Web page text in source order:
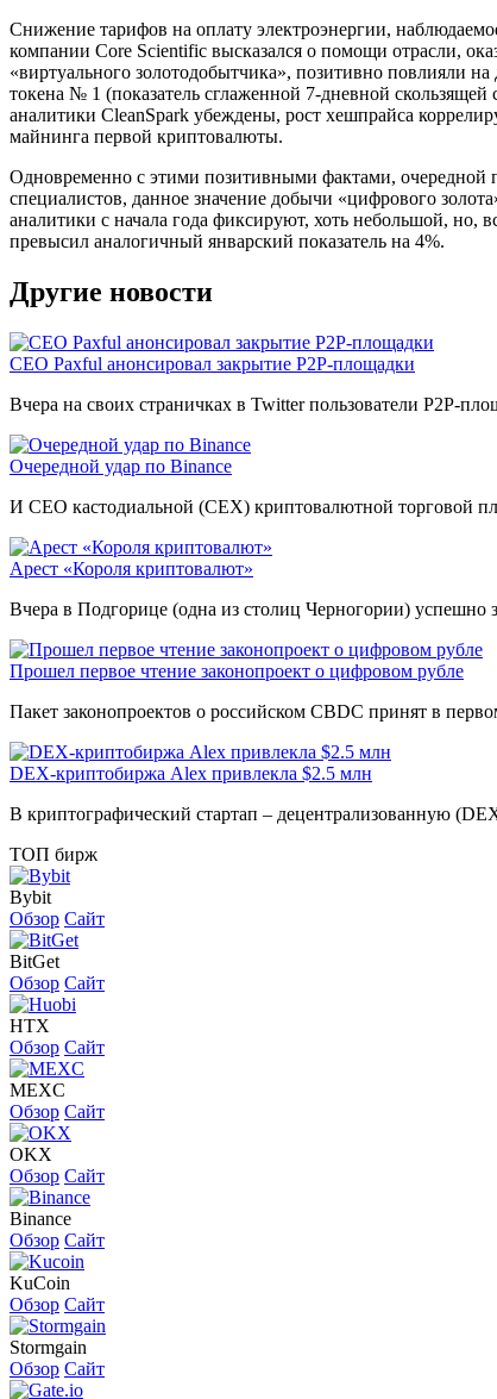
Снижение тарифов на оплату электроэнергии,
компании Core Scientific высказался о помощи отрасли,
«виртуального золотодобытчика», позитивно повлияли
токена № 1 (показатель сглаженной 7-дневной
аналитики CleanSpark убеждены, рост хешпрайса
майнинга первой криптовалюты.
Одновременно с этими позитивными фактами, очередной
специалистов, данное значение добычи «цифрового
аналитики с начала года фиксируют, хоть небольшой,
превысил аналогичный январский показатель на 4%.
Другие новости
CEO Paxful анонсировал закрытие P2P-площадки
Вчера на своих страничках в Twitter пользователи P2P-
Очередной удар по Binance
И CEO кастодиальной (CEX) криптовалютной торговой
Арест «Короля криптовалют»
Вчера в Подгорице (одна из столиц Черногории) успешно
Прошел первое чтение законопроект о цифровом рубле
Пакет законопроектов о российском CBDC принят в
DEX-криптобиржа Alex привлекла $2.5 млн
В криптографический стартап – децентрализованную
ТОП бирж
Bybit
Обзор Сайт
BitGet
Обзор Сайт
HTX
Обзор Сайт
MEXC
Обзор Сайт
OKX
Обзор Сайт
Binance
Обзор Сайт
KuCoin
Обзор Сайт
Stormgain
Обзор Сайт